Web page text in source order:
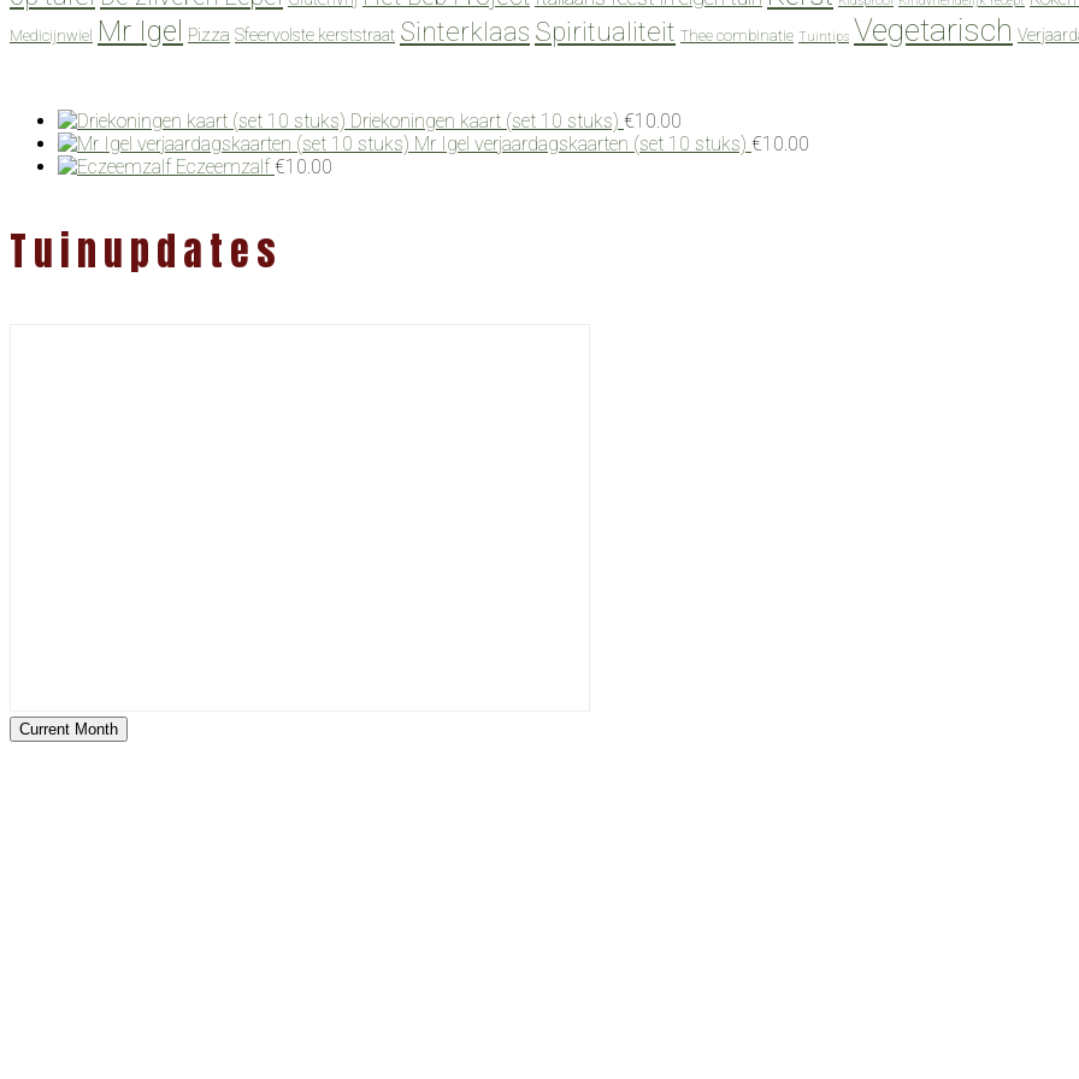
Medicijnwiel Mr Igel Pizza Sfeervolste kerststraat Sinterklaas Spiritualiteit Thee combinatie Tuintips Vegetarisch
Driekoningen kaart (set 10 stuks) €10.00
Mr Igel verjaardagskaarten (set 10 stuks) €10.00
Eczeemzalf €10.00
Tuinupdates
Current Month